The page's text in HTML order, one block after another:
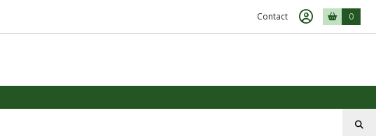
Contact 0